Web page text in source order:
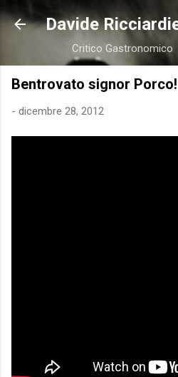
Passa ai
Davide
Critico Gastronomico
Bentrovato signor Porco!
- dicembre 28, 2012